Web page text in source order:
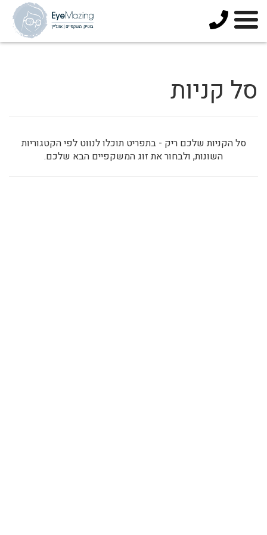
3744678
סל קניות
סל הקניות שלכם ריק - בתפריט תוכלו לנווט לפי הקטגוריות
השונות, ולבחור את זוג המשקפיים הבא שלכם.